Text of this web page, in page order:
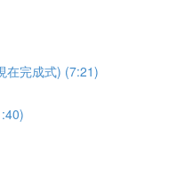
在完成式) (7:21)